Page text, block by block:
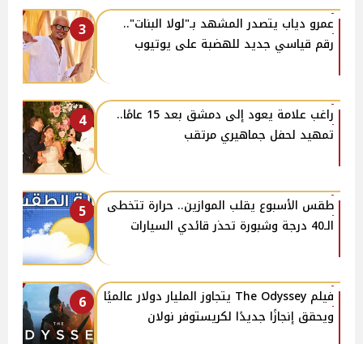
3
عمرو دياب يتصدر المشهد بـ"لولا البنات"..
رقم قياسي جديد للهضبة على يوتيوب
4
راغب علامة يعود إلى دمشق بعد 15 عامًا..
تمهيد لحفل جماهيري مرتقب
5
طقس الأسبوع يقلب الموازين.. حرارة تتخطى
الـ40 درجة وشبورة تحذر قائدي السيارات
6
فيلم The Odyssey يتجاوز المليار دولار عالميًا
ويحقق إنجازًا جديدًا لكريستوفر نولان